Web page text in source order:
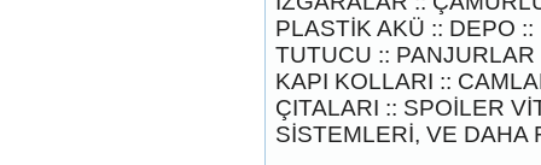
PLASTİK AKÜ :: DEPO
TUTUCU ::
KAPI KOLLARI ::
ÇITALARI :: SPOİLER
SİSTEMLERİ, VE DAHA